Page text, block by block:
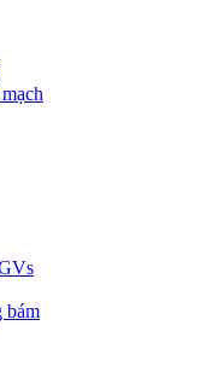
bám